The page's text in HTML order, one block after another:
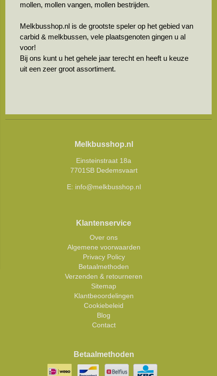
mollen, mollen vangen, mollen bestrijden.
Melkbusshop.nl is de grootste speler op het gebied van
carbid & melkbussen, vele plaatsgenoten gingen u al
voor!
Bij ons kunt u het gehele jaar terecht en heeft u keuze
uit een zeer groot assortiment.
Melkbusshop.nl
Einsteinstraat 18a
7701SB Dedemsvaart
E: info@melkbusshop.nl
Klantenservice
Over ons
Algemene voorwaarden
Privacy Policy
Betaalmethoden
Verzenden & retourneren
Sitemap
Klantbeoordelingen
Cookiebeleid
Blog
Contact
Betaalmethoden